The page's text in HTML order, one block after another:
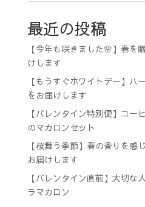
最近の投稿
【今年も咲きました🌸】春を
けします
【もうすぐホワイトデー】ハ
をお届けします
【バレンタイン特別便】コー
のマカロンセット
【桜舞う季節】春の香りを感
お届けします
【バレンタイン直前】大切な
ラマカロン